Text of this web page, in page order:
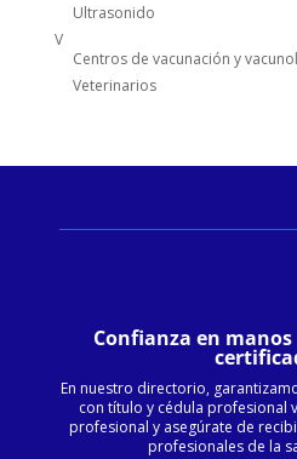
Ultrasonido
V
Centros de vacunación y
Veterinarios
Confianza en
En nuestro directorio,
con título y cédula profesional
profesional y asegúrate de
profesionales de la